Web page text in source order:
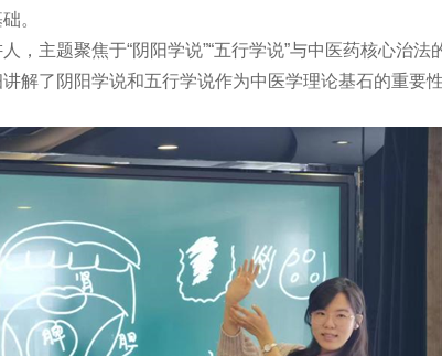
。
，主题聚焦于“阴阳学说”“五行学说”与中医药核心治
解了阴阳学说和五行学说作为中医学理论基石的重要